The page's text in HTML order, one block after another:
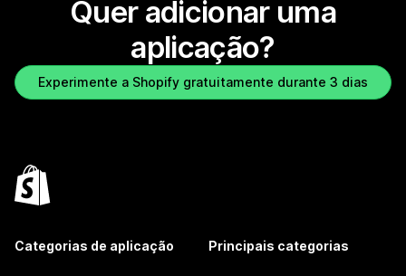
Quer adicionar uma
aplicação?
Experimente a Shopify gratuitamente durante 3 dias
Categorias de aplicação Principais categorias